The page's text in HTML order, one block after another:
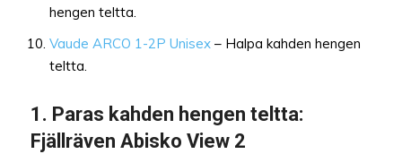
hengen teltta.
Vaude ARCO 1-2P Unisex – Halpa kahden hengen
teltta.
1. Paras kahden hengen teltta:
Fjällräven Abisko View 2